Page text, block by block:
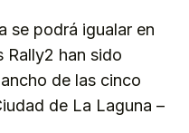
se podrá igualar en
Rally2 han sido
de las cinco
de La Laguna –